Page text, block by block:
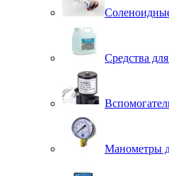
Средства
Манометры